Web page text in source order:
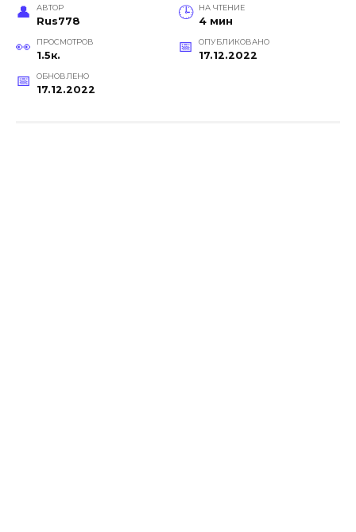
АВТОР
Rus778
НА ЧТЕНИЕ
4 мин
ПРОСМОТРОВ
1.5к.
ОПУБЛИКОВАНО
17.12.2022
ОБНОВЛЕНО
17.12.2022